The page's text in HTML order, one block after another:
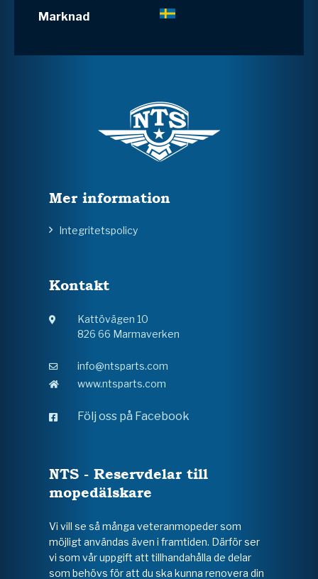
Marknad
Mer information
Integritetspolicy
Kontakt
Kattövägen 10
826 66 Marmaverken
info@ntsparts.com
www.ntsparts.com
Följ oss på Facebook
NTS - Reservdelar till
mopedälskare
Vi vill se så många veteranmopeder som
möjligt användas även i framtiden. Därför ser
vi som vår uppgift att tillhandahålla de delar
som behövs för att du ska kunna renovera din